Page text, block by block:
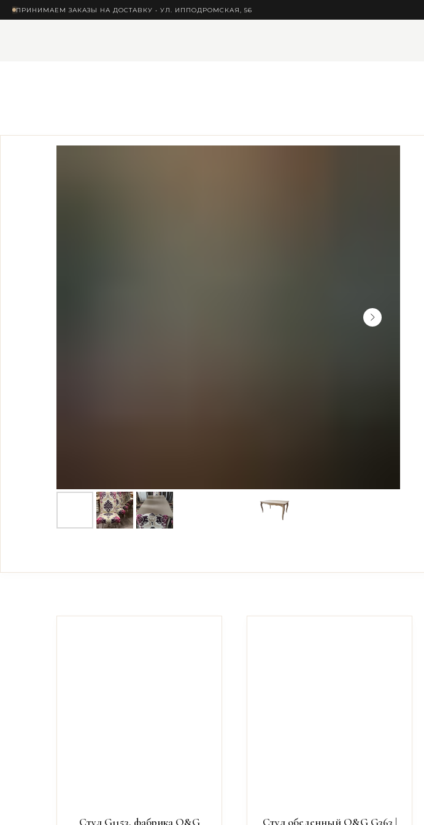
ПРИНИМАЕМ ЗАКАЗЫ НА ДОСТАВКУ • УЛ. ИППОДРОМСКАЯ, 56
Стул G1153, фабрика O&G Стул обеденный O&G G363 |